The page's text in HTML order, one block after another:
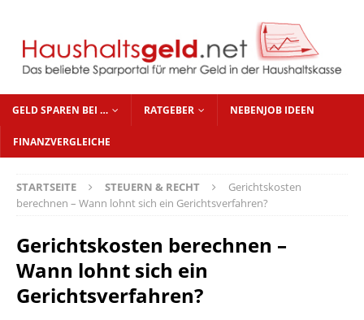
GELD SPAREN BEI … RATGEBER NEBENJOB IDEEN
FINANZVERGLEICHE
STARTSEITE STEUERN & RECHT
Gerichtskosten
berechnen – Wann lohnt sich ein Gerichtsverfahren?
Gerichtskosten berechnen –
Wann lohnt sich ein
Gerichtsverfahren?